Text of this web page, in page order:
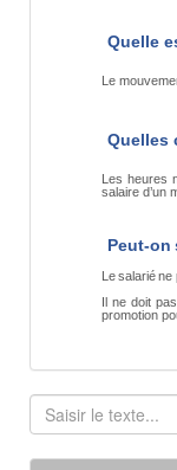
Quelle
Le
Quelles
Les heures
salaire d’un
Peut-on
Lesalariéne
Il ne doit pas
promotion